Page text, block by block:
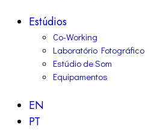
Estúdios
Co-Working
Laboratório Fotográfico
Estúdio de Som
Equipamentos
EN
PT